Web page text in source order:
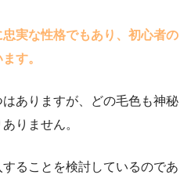
実な性格でもあり、初心者の
す。
ありますが、どの毛色も神秘
りません。
ることを検討しているのであ